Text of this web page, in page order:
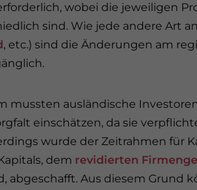
wobei die jeweiligen
sind. Wie jede andere Art
, etc.) sind die Änderungen am
mussten ausländische
einschätzen, da sie
wurde der Zeitrahmen für
dem revidierten
abgeschafft. Aus diesem Grund
- case